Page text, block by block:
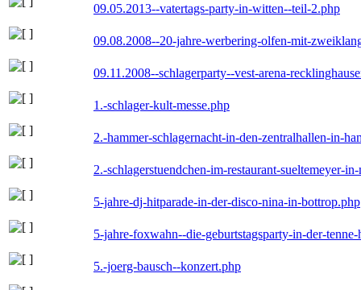
09.05.2013--vatertags-party-in-witten--teil-2.php
09.08.2008--20-jahre-werbering-olfen-mit-
09.11.2008--schlagerparty--vest-arena-
1.-schlager-kult-messe.php
2.-hammer-schlagernacht-in-den-zentralhallen-in-
2.-schlagerstuendchen-im-restaurant-sueltemeyer-
5-jahre-dj-hitparade-in-der-disco-nina-in-bottrop.php
5-jahre-foxwahn--die-geburtstagsparty-in-der-tenne-
5.-joerg-bausch--konzert.php